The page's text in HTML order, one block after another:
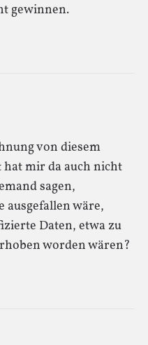
gewinnen.
von diesem
hat mir da auch nicht
sagen,
ausgefallen wäre,
Daten, etwa zu
worden wären?